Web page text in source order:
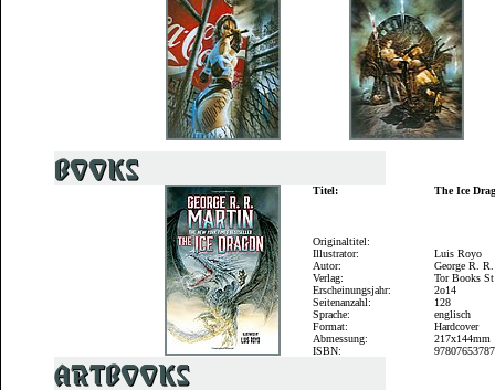
Titel: The Ice
Originaltitel:
Illustrator:
Autor:
Verlag:
Erscheinungsjahr:
Seitenanzahl:
Sprache:
Format:
Abmessung:
ISBN:
Luis Royo
George R.
Tor Books
2o14
128
englisch
Hardcover
217x144mm